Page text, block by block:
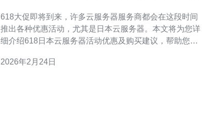
618大促即将到来，许多云服务器服务商都会在这段时间
推出各种优惠活动，尤其是日本云服务器。本文将为您详
细介绍618日本云服务器活动优惠及购买建议，帮助您在
背景 618是每年6月18日举行的购物节，起源于京东的年
2026年2月24日